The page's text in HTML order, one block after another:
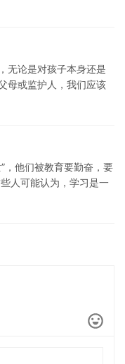
无论是对孩子本身还是
母或监护人，我们应该
，他们被教育要勤奋，要
人可能认为，学习是一